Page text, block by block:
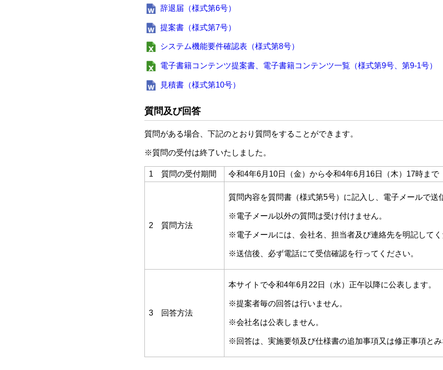
辞退届（様式第6号）
提案書（様式第7号）
システム機能要件確認表（様式第8号）
電子書籍コンテンツ提案書、電子書籍コンテンツ一覧（様式第9号、第9-1号）
見積書（様式第10号）
質問及び回答
質問がある場合、下記のとおり質問をすることができます。
※質問の受付は終了いたしました。
1 質問の受付期間 令和4年6月10日（金）から令和4年6月16日（木）17時まで
2 質問方法
質問内容を質問書（様式第5号）に記入し、電子メールで送
※電子メール以外の質問は受け付けません。
※電子メールには、会社名、担当者及び連絡先を明記して
※送信後、必ず電話にて受信確認を行ってください。
3 回答方法
本サイトで令和4年6月22日（水）正午以降に公表します。
※提案者毎の回答は行いません。
※会社名は公表しません。
※回答は、実施要領及び仕様書の追加事項又は修正事項と